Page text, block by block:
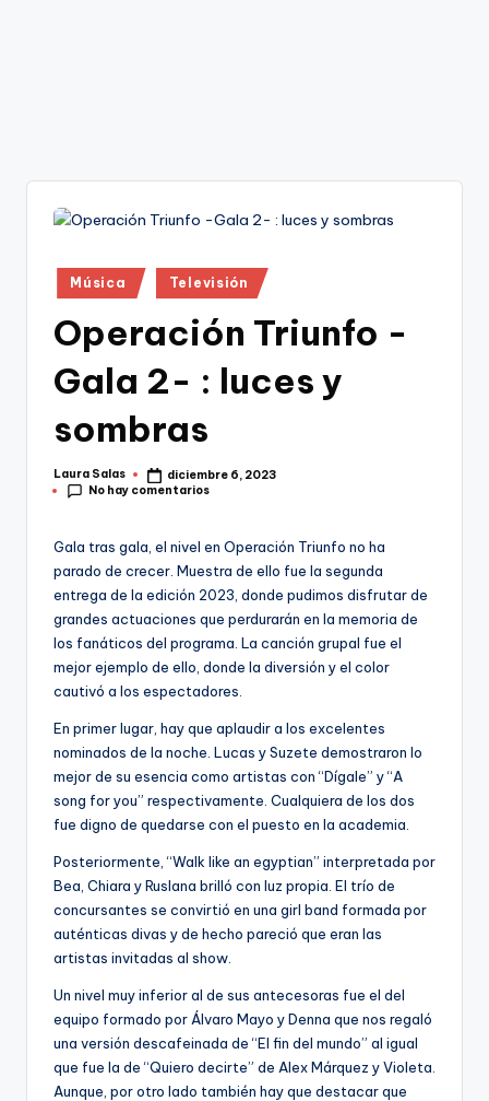
Publicado
en
Música Televisión
Operación Triunfo -
Gala 2- : luces y
sombras
Publicado
por
Laura Salas
diciembre 6, 2023
No hay comentarios
Gala tras gala, el nivel en Operación Triunfo no ha
parado de crecer. Muestra de ello fue la segunda
entrega de la edición 2023, donde pudimos disfrutar de
grandes actuaciones que perdurarán en la memoria de
los fanáticos del programa. La canción grupal fue el
mejor ejemplo de ello, donde la diversión y el color
cautivó a los espectadores.
En primer lugar, hay que aplaudir a los excelentes
nominados de la noche. Lucas y Suzete demostraron lo
mejor de su esencia como artistas con “Dígale” y “A
song for you” respectivamente. Cualquiera de los dos
fue digno de quedarse con el puesto en la academia.
Posteriormente, “Walk like an egyptian” interpretada por
Bea, Chiara y Ruslana brilló con luz propia. El trío de
concursantes se convirtió en una girl band formada por
auténticas divas y de hecho pareció que eran las
artistas invitadas al show.
Un nivel muy inferior al de sus antecesoras fue el del
equipo formado por Álvaro Mayo y Denna que nos regaló
una versión descafeinada de “El fin del mundo” al igual
que fue la de “Quiero decirte” de Alex Márquez y Violeta.
Aunque, por otro lado también hay que destacar que